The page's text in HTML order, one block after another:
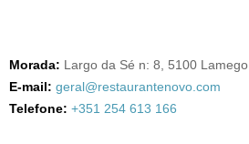
Morada: Largo da Sé n: 8, 5100 Lamego
E-mail: geral@restaurantenovo.com
Telefone: +351 254 613 166